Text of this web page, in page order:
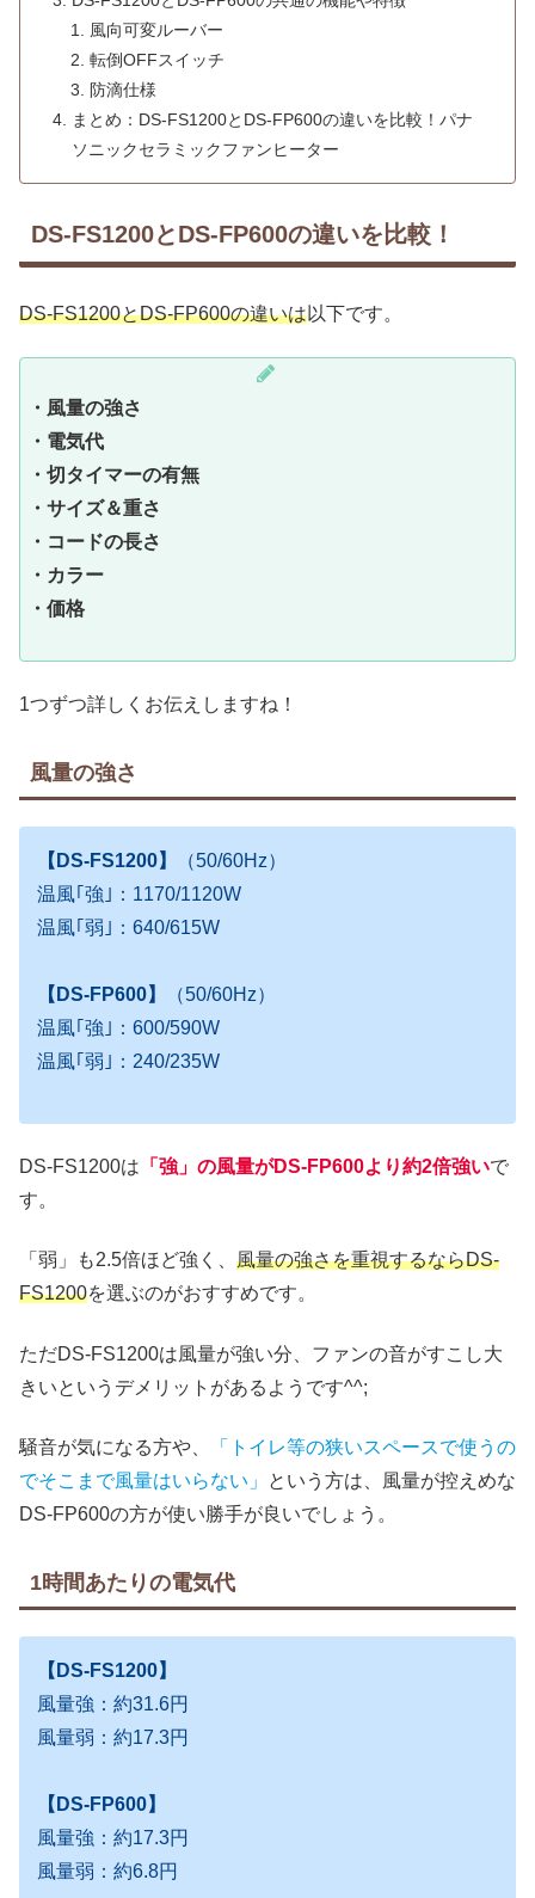
風向可変ルーバー
転倒OFFスイッチ
防滴仕様
まとめ：DS-FS1200とDS-FP600の違いを比較！パナ
ソニックセラミックファンヒーター
DS-FS1200とDS-FP600の違いを比較！
DS-FS1200とDS-FP600の違いは以下です。
・風量の強さ
・電気代
・切タイマーの有無
・サイズ＆重さ
・コードの長さ
・カラー
・価格
1つずつ詳しくお伝えしますね！
風量の強さ
【DS-FS1200】
（50/60Hz）
温風｢強｣：1170/1120W
温風｢弱｣：640/615W
【DS-FP600】
（50/60Hz）
温風｢強｣：600/590W
温風｢弱｣：240/235W
DS-FS1200は 「強」の風量がDS-FP600より約2倍強いで
す。
「弱」も2.5倍ほど強く、 風量の強さを重視するならDS-
FS1200を選ぶのがおすすめです。
ただDS-FS1200は風量が強い分、ファンの音がすこし大
きいというデメリットがあるようです^^;
騒音が気になる方や、
「トイレ等の狭いスペースで使うの
でそこまで風量はいらない」
という方は、風量が控えめな
DS-FP600の方が使い勝手が良いでしょう。
1時間あたりの電気代
【DS-FS1200】
風量強：約31.6円
風量弱：約17.3円
【DS-FP600】
風量強：約17.3円
風量弱：約6.8円